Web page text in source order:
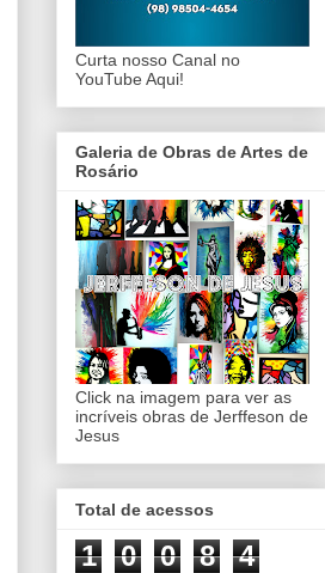
Curta nosso Canal no
YouTube Aqui!
Galeria de Obras de Artes de
Rosário
Click na imagem para ver as
incríveis obras de Jerffeson de
Jesus
Total de acessos
1 0 0 8
4